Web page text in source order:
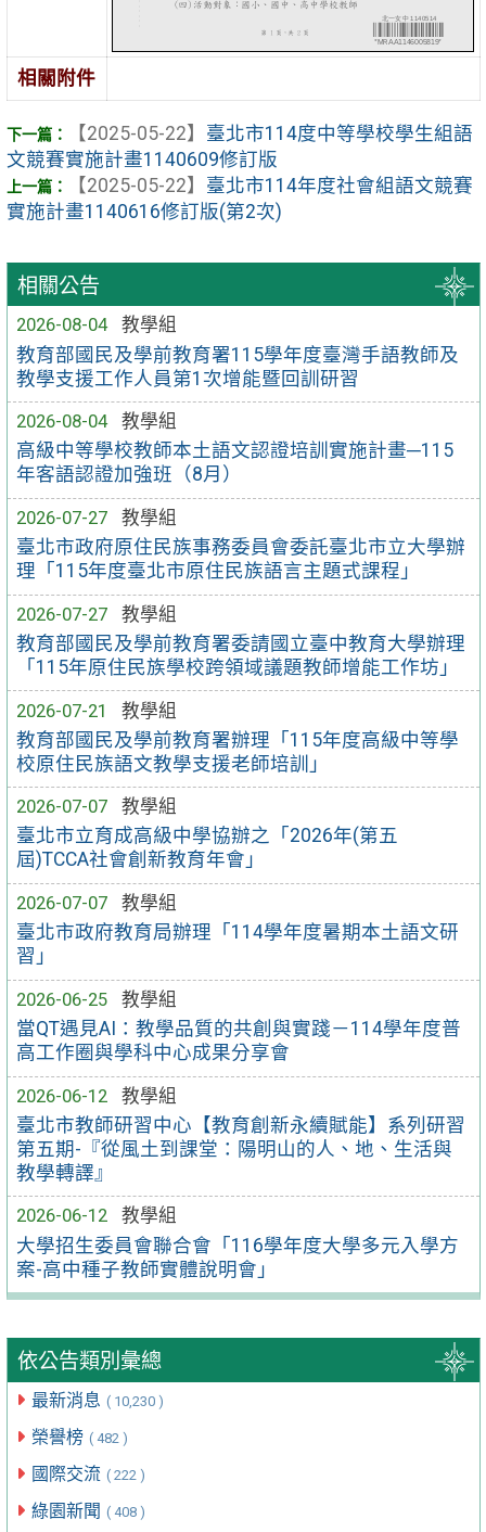
相關公告
2026-08-04
教學組
教育部國民及學前教育署115學年度臺灣手語教師及
教學支援工作人員第1次增能暨回訓研習
2026-08-04
教學組
高級中等學校教師本土語文認證培訓實施計畫─115
年客語認證加強班（8月）
2026-07-27
教學組
臺北市政府原住民族事務委員會委託臺北市立大學辦
理「115年度臺北市原住民族語言主題式課程」
2026-07-27
教學組
教育部國民及學前教育署委請國立臺中教育大學辦理
「115年原住民族學校跨領域議題教師增能工作坊」
2026-07-21
教學組
教育部國民及學前教育署辦理「115年度高級中等學
校原住民族語文教學支援老師培訓」
2026-07-07
教學組
臺北市立育成高級中學協辦之「2026年(第五
屆)TCCA社會創新教育年會」
2026-07-07
教學組
臺北市政府教育局辦理「114學年度暑期本土語文研
習」
2026-06-25
教學組
當QT遇見AI：教學品質的共創與實踐－114學年度普
高工作圈與學科中心成果分享會
2026-06-12
教學組
臺北市教師研習中心【教育創新永續賦能】系列研習
第五期-『從風土到課堂：陽明山的人、地、生活與
教學轉譯』
2026-06-12
教學組
大學招生委員會聯合會「116學年度大學多元入學方
案-高中種子教師實體說明會」
依公告類別彙總
最新消息 ( 10,230 )
榮譽榜 ( 482 )
國際交流 ( 222 )
綠園新聞 ( 408 )
相關附件
【2025-05-22】 臺北市114度中等學校學生組語
文競賽實施計畫1140609修訂版
【2025-05-22】 臺北市114年度社會組語文競賽
實施計畫1140616修訂版(第2次)